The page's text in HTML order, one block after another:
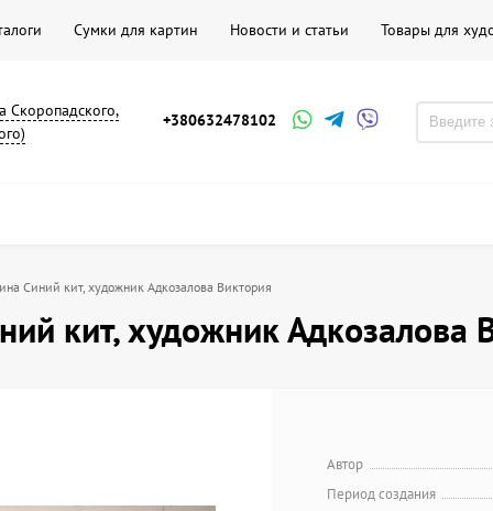
Сумки для картин Новости и статьи Товары для
Скоропадского,
+380632478102
Синий кит, художник Адкозалова Виктория
кит, художник Адкозалова
Автор
Период создания